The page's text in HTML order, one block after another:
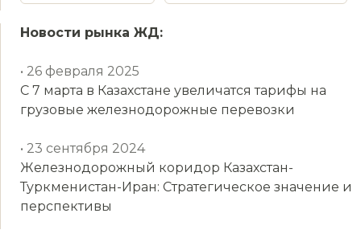
Новости рынка ЖД:
• 26 февраля 2025
С 7 марта в Казахстане увеличатся тарифы на
грузовые железнодорожные перевозки
• 23 сентября 2024
Железнодорожный коридор Казахстан-
Туркменистан-Иран: Стратегическое значение и
перспективы